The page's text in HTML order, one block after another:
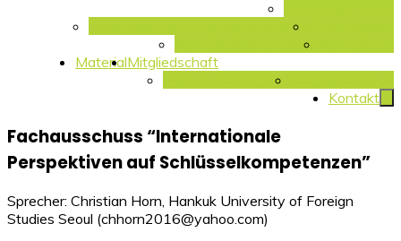
Preisträger der vergangenen Jahre
Bewerbungsverfahren
MaterialMitgliedschaft
Warum mitmachen?
Kontakt
Fachausschuss “Internationale
Perspektiven auf Schlüsselkompetenzen”
Sprecher: Christian Horn, Hankuk University of Foreign
Studies Seoul (chhorn2016@yahoo.com)